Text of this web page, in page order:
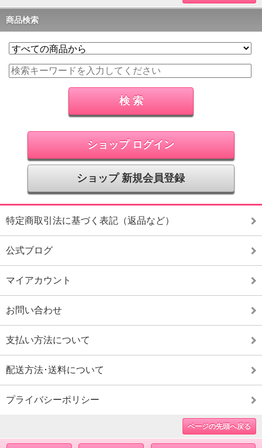
商品検索
ショップ ログイン
ショップ 新規会員登録
特定商取引法に基づく表記（返品など）
公式ブログ
マイアカウント
お問い合わせ
支払い方法について
配送方法･送料について
プライバシーポリシー
ページの先頭へ戻る